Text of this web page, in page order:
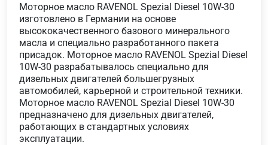
Моторное масло RAVENOL Spezial Diesel 10W-30
изготовлено в Германии на основе
высококачественного базового минерального
масла и специально разработанного пакета
присадок. Моторное масло RAVENOL Spezial Diesel
10W-30 разрабатывалось специально для
дизельных двигателей большегрузных
автомобилей, карьерной и строительной техники.
Моторное масло RAVENOL Spezial Diesel 10W-30
предназначено для дизельных двигателей,
работающих в стандартных условиях
эксплуатации.